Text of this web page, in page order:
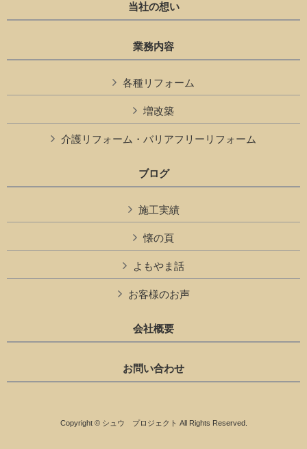
当社の想い
業務内容
各種リフォーム
増改築
介護リフォーム・バリアフリーリフォーム
ブログ
施工実績
懐の頁
よもやま話
お客様のお声
会社概要
お問い合わせ
Copyright © シュウ プロジェクト All Rights Reserved.